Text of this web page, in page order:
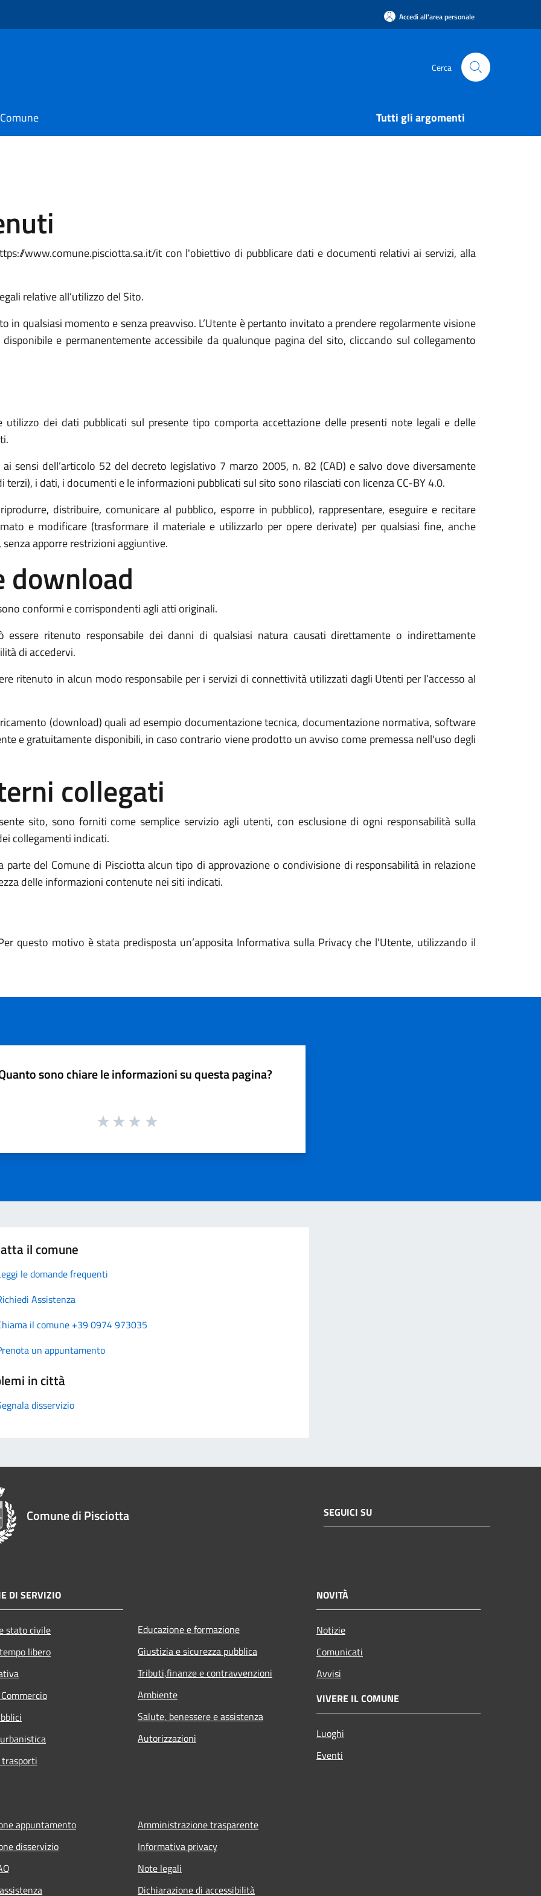
Accedi all'area personale
Cerca
Tutti gli argomenti
www.comune.pisciotta.sa.it/it con l'obiettivo di pubblicare dati e documenti relativi ai servizi, alla
relative all’utilizzo del Sito.
in qualsiasi momento e senza preavviso. L’Utente è pertanto invitato a prendere regolarmente visione
e permanentemente accessibile da qualunque pagina del sito, cliccando sul collegamento
dei dati pubblicati sul presente tipo comporta accettazione delle presenti note legali e delle
sensi dell’articolo 52 del decreto legislativo 7 marzo 2005, n. 82 (CAD) e salvo dove diversamente
i dati, i documenti e le informazioni pubblicati sul sito sono rilasciati con licenza CC-BY 4.0.
distribuire, comunicare al pubblico, esporre in pubblico), rappresentare, eseguire e recitare
e modificare (trasformare il materiale e utilizzarlo per opere derivate) per qualsiasi fine, anche
apporre restrizioni aggiuntive.
download
conformi e corrispondenti agli atti originali.
ritenuto responsabile dei danni di qualsiasi natura causati direttamente o indirettamente
di accedervi.
ritenuto in alcun modo responsabile per i servizi di connettività utilizzati dagli Utenti per l’accesso al
(download) quali ad esempio documentazione tecnica, documentazione normativa, software
e gratuitamente disponibili, in caso contrario viene prodotto un avviso come premessa nell'uso degli
collegati
sito, sono forniti come semplice servizio agli utenti, con esclusione di ogni responsabilità sulla
collegamenti indicati.
parte del Comune di Pisciotta alcun tipo di approvazione o condivisione di responsabilità in relazione
delle informazioni contenute nei siti indicati.
questo motivo è stata predisposta un’apposita Informativa sulla Privacy che l’Utente, utilizzando il
sono chiare le informazioni su questa pagina?
il comune
le domande frequenti
Assistenza
il comune +39 0974 973035
un appuntamento
in città
disservizio
Comune di Pisciotta SEGUICI SU
DI SERVIZIO
stato civile
libero
Educazione e formazione
Giustizia e sicurezza pubblica
Tributi,finanze e contravvenzioni
Ambiente
Salute, benessere e assistenza
Autorizzazioni
NOVITÀ
Notizie
Comunicati
Avvisi
VIVERE IL COMUNE
Luoghi
Eventi
appuntamento
disservizio
Amministrazione trasparente
Informativa privacy
Note legali
Dichiarazione di accessibilità